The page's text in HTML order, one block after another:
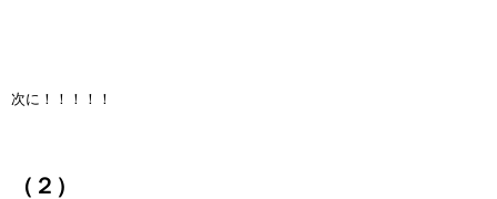
次に！！！！！
（２）